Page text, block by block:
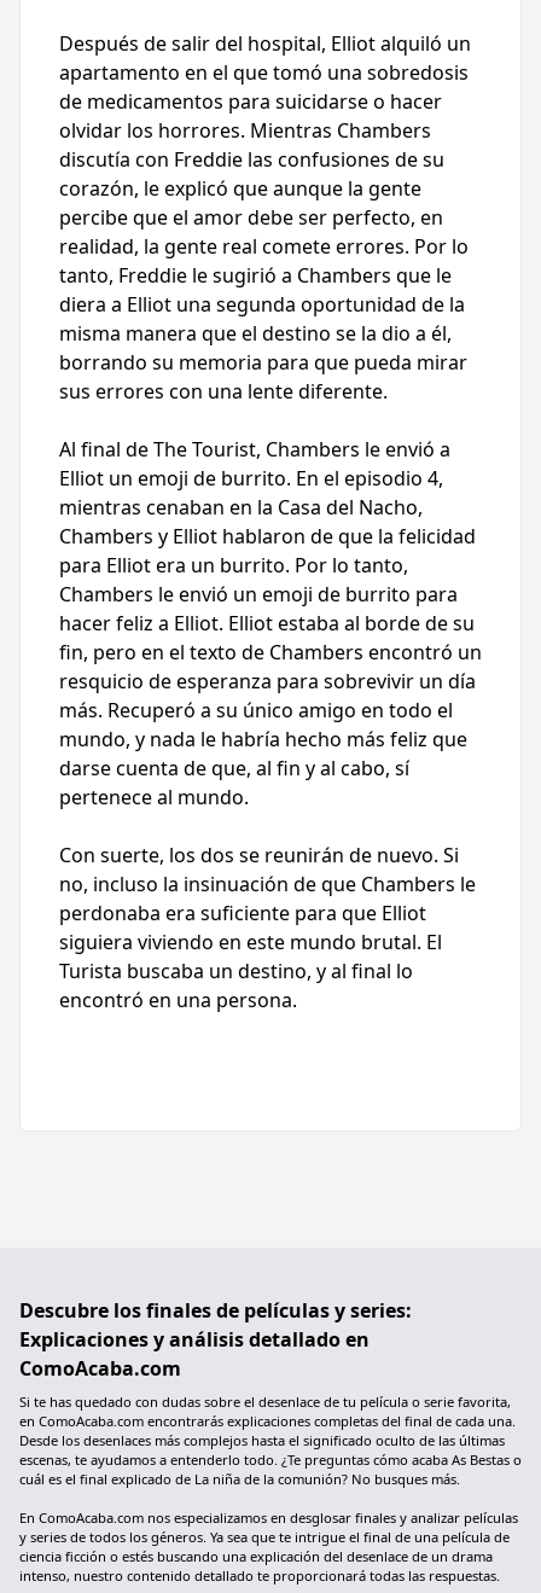
Después de salir del hospital, Elliot alquiló un
apartamento en el que tomó una sobredosis
de medicamentos para suicidarse o hacer
olvidar los horrores. Mientras Chambers
discutía con Freddie las confusiones de su
corazón, le explicó que aunque la gente
percibe que el amor debe ser perfecto, en
realidad, la gente real comete errores. Por lo
tanto, Freddie le sugirió a Chambers que le
diera a Elliot una segunda oportunidad de la
misma manera que el destino se la dio a él,
borrando su memoria para que pueda mirar
sus errores con una lente diferente.
Al final de The Tourist, Chambers le envió a
Elliot un emoji de burrito. En el episodio 4,
mientras cenaban en la Casa del Nacho,
Chambers y Elliot hablaron de que la felicidad
para Elliot era un burrito. Por lo tanto,
Chambers le envió un emoji de burrito para
hacer feliz a Elliot. Elliot estaba al borde de su
fin, pero en el texto de Chambers encontró un
resquicio de esperanza para sobrevivir un día
más. Recuperó a su único amigo en todo el
mundo, y nada le habría hecho más feliz que
darse cuenta de que, al fin y al cabo, sí
pertenece al mundo.
Con suerte, los dos se reunirán de nuevo. Si
no, incluso la insinuación de que Chambers le
perdonaba era suficiente para que Elliot
siguiera viviendo en este mundo brutal. El
Turista buscaba un destino, y al final lo
encontró en una persona.
Descubre los finales de películas y series:
Explicaciones y análisis detallado en
ComoAcaba.com
Si te has quedado con dudas sobre el desenlace de tu película o serie favorita,
en ComoAcaba.com encontrarás explicaciones completas del final de cada una.
Desde los desenlaces más complejos hasta el significado oculto de las últimas
escenas, te ayudamos a entenderlo todo. ¿Te preguntas cómo acaba As Bestas o
cuál es el final explicado de La niña de la comunión? No busques más.
En ComoAcaba.com nos especializamos en desglosar finales y analizar películas
y series de todos los géneros. Ya sea que te intrigue el final de una película de
ciencia ficción o estés buscando una explicación del desenlace de un drama
intenso, nuestro contenido detallado te proporcionará todas las respuestas.